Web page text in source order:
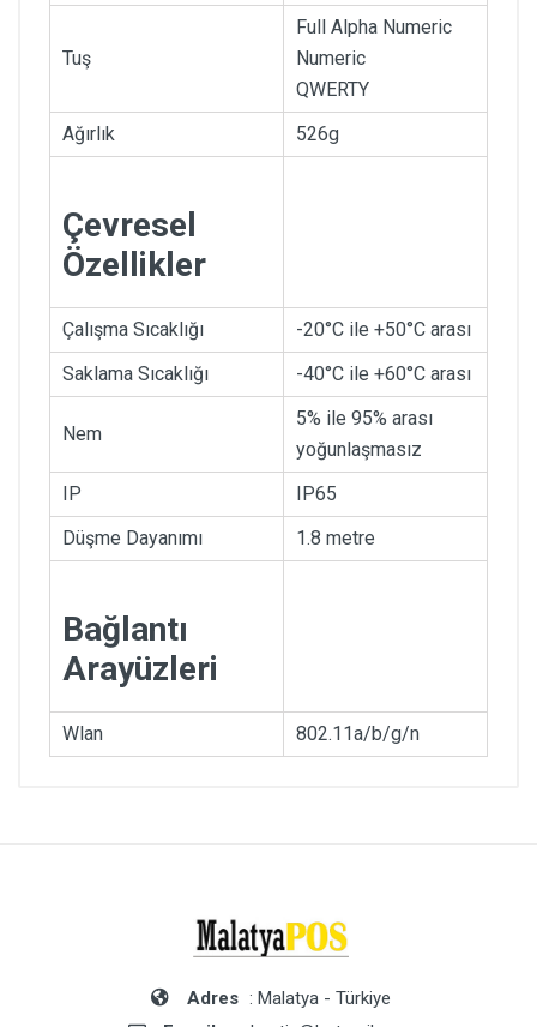
Tuş
Full Alpha Numeric
Numeric
QWERTY
Ağırlık
526g
Çevresel
Özellikler
Çalışma Sıcaklığı
-20°C ile +50°C arası
Saklama Sıcaklığı
-40°C ile +60°C arası
Nem
5% ile 95% arası
yoğunlaşmasız
IP
IP65
Düşme Dayanımı
1.8 metre
Bağlantı
Arayüzleri
Wlan 802.11a/b/g/n
Adres : Malatya - Türkiye